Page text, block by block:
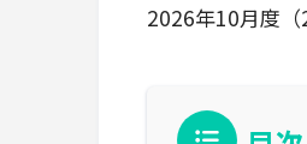
2026年10月度（